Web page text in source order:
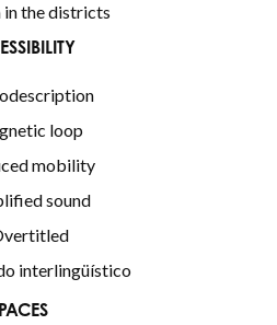
in the districts
loop
mobility
sound
interlingüístico